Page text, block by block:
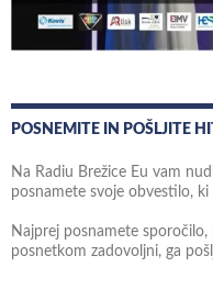
POSNEMITE IN POŠLJITE
Na Radiu Brežice Eu vam
posnamete svoje obvestilo,
Najprej posnamete
posnetkom zadovoljni, ga